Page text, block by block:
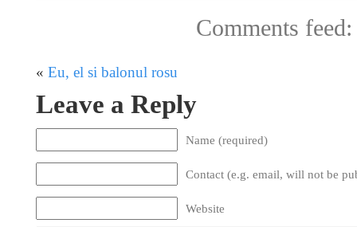
Comments
« Eu, el si balonul rosu
Leave a Reply
Name (required)
Contact (e.g. email, will not be
Website